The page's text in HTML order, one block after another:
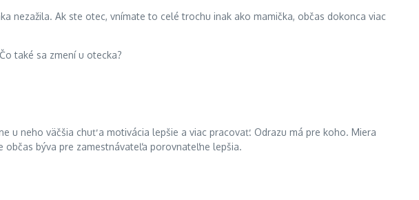
nezažila. Ak ste otec, vnímate to celé trochu inak ako mamička, občas dokonca viac
také sa zmení u otecka?
u neho väčšia chuť a motivácia lepšie a viac pracovať. Odrazu má pre koho. Miera
býva pre zamestnávateľa porovnateľne lepšia.